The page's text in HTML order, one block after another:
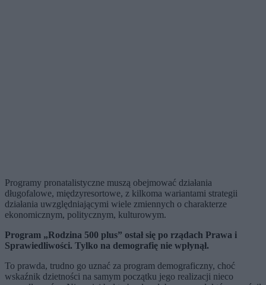
Programy pronatalistyczne muszą obejmować działania
długofalowe, międzyresortowe, z kilkoma wariantami strategii
działania uwzględniającymi wiele zmiennych o charakterze
ekonomicznym, politycznym, kulturowym.
Program „Rodzina 500 plus” ostał się po rządach Prawa i
Sprawiedliwości. Tylko na demografię nie wpłynął.
To prawda, trudno go uznać za program demograficzny, choć
wskaźnik dzietności na samym początku jego realizacji nieco